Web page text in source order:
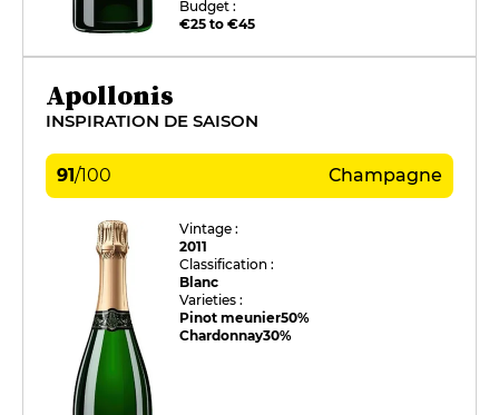
Budget :
€25 to €45
Apollonis
INSPIRATION DE SAISON
91/100 Champagne
Vintage :
2011
Classification :
Blanc
Varieties :
Pinot meunier50%
Chardonnay30%